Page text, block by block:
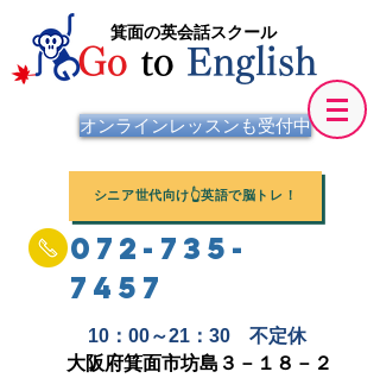
Go to English
箕面の英会話スクール
オンラインレッスンも受付中
シニア世代向け👆英語で脳トレ！
072-735-
7457
10：00～21：30 不定休
大阪府箕面市坊島３－１８－２